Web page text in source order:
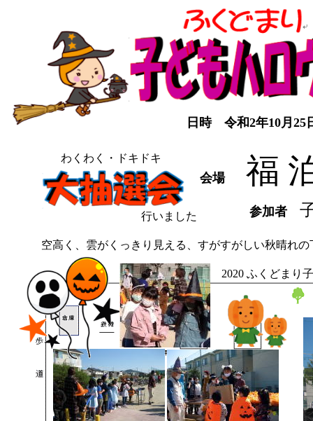
2020 ふくどまり
日時 令和2年10月25
会場 福
わくわく・ドキドキ
参加者
行いました
空高く、雲がくっきり見える、すがすがしい秋晴れ